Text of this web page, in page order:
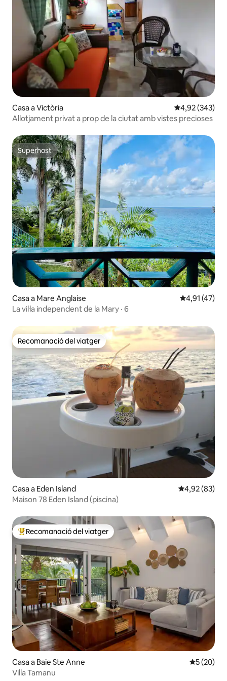
Casa a Victòria 4,92 de
4,92 (343)
Allotjament privat a prop de la ciutat amb vistes precioses
Superhost
Superhost
Casa a Mare Anglaise 4,91 de
4,91 (47)
La vil·la independent de la Mary · 6
Recomanació del viatger
Recomanació del viatger
Casa a Eden Island 4,92 de
4,92 (83)
Maison 78 Eden Island (piscina)
Principals recomanacions dels viatgers
Recomanació del viatger
Casa a Baie Ste Anne 5 de
5 (20)
Villa Tamanu